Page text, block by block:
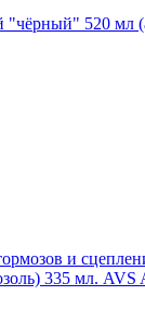
"чёрный" 520 мл
и
335 мл. AVS